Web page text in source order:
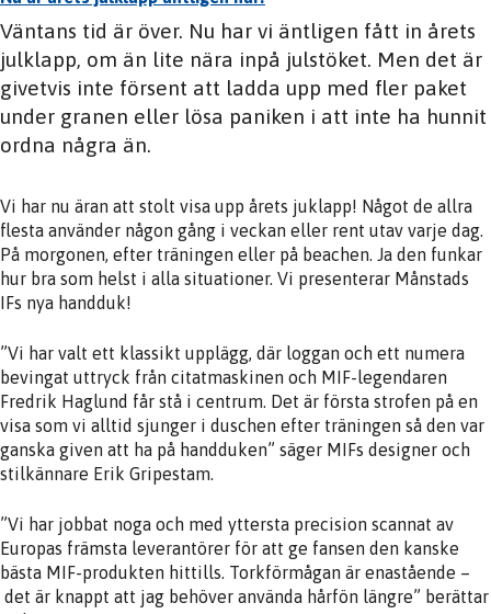
Väntans tid är över. Nu har vi äntligen fått in årets
julklapp, om än lite nära inpå julstöket. Men det är
givetvis inte försent att ladda upp med fler paket
under granen eller lösa paniken i att inte ha hunnit
ordna några än.
Vi har nu äran att stolt visa upp årets juklapp! Något de allra
flesta använder någon gång i veckan eller rent utav varje dag.
På morgonen, efter träningen eller på beachen. Ja den funkar
hur bra som helst i alla situationer. Vi presenterar Månstads
IFs nya handduk!
”Vi har valt ett klassikt upplägg, där loggan och ett numera
bevingat uttryck från citatmaskinen och MIF-legendaren
Fredrik Haglund får stå i centrum. Det är första strofen på en
visa som vi alltid sjunger i duschen efter träningen så den var
ganska given att ha på handduken” säger MIFs designer och
stilkännare Erik Gripestam.
”Vi har jobbat noga och med yttersta precision scannat av
Europas främsta leverantörer för att ge fansen den kanske
bästa MIF-produkten hittills. Torkförmågan är enastående –
det är knappt att jag behöver använda hårfön längre” berättar